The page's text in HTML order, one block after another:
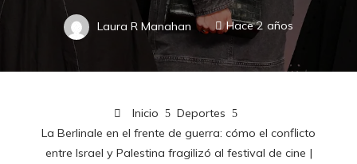
Laura R Manahan Hace 2 años
Inicio
Deportes
La Berlinale en el frente de guerra: cómo el conflicto
entre Israel y Palestina fragilizó al festival de cine |